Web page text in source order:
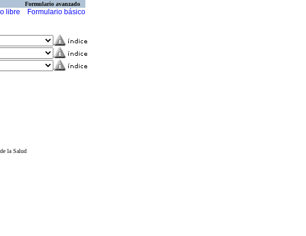
Formulario avanzado
libre Formulario básico
la Salud